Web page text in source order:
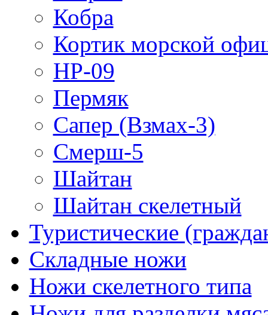
Кобра
Кортик морской
НР-09
Пермяк
Сапер (Взмах-3)
Смерш-5
Шайтан
Шайтан скелетный
Туристические
Складные ножи
Ножи скелетного типа